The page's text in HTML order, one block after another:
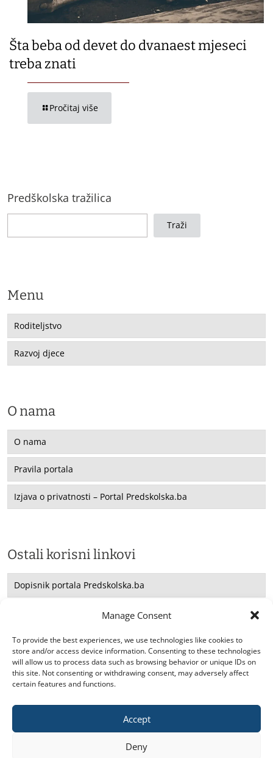
Manage Consent
To provide the best experiences, we use technologies like cookies to
store and/or access device information. Consenting to these technologies
will allow us to process data such as browsing behavior or unique IDs on
this site. Not consenting or withdrawing consent, may adversely affect
certain features and functions.
Accept
Deny
Šta beba od devet do dvanaest mjeseci
treba znati
Pročitaj više
Predškolska tražilica
Traži
Menu
Roditeljstvo
Razvoj djece
O nama
O nama
Pravila portala
Izjava o privatnosti – Portal Predskolska.ba
Ostali korisni linkovi
Dopisnik portala Predskolska.ba
Saradnja sa UNICEF -om
Konsultacije